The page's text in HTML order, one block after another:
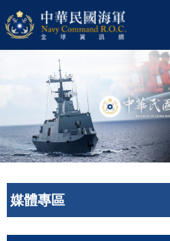
媒體專區